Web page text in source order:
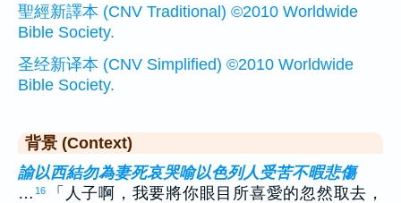
聖經新譯本 (CNV Traditional) ©2010 Worldwide
Bible Society.
圣经新译本 (CNV Simplified) ©2010 Worldwide
Bible Society.
背景 (Context)
諭以西結勿為妻死哀哭喻以色列人受苦不暇悲傷
… 16
「人子啊，我要將你眼目所喜愛的忽然取去，